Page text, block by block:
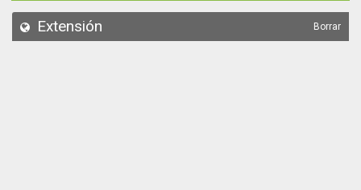
API
Extensión Borrar